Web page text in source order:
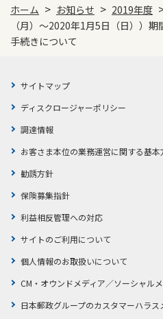
かんぽジャンクション
ホーム > お知らせ > 2019年度
（月）～2020年1月5日（日））
手続きについて
サイトマップ
ディスクロージャーポリシー
調達情報
お客さま本位の業務運営に関する基本
勧誘方針
保険募集指針
利益相反管理への対応
サイトのご利用について
個人情報のお取扱いについて
CM・オウンドメディア／ソーシャル
日本郵政グループのカスタマーハラ